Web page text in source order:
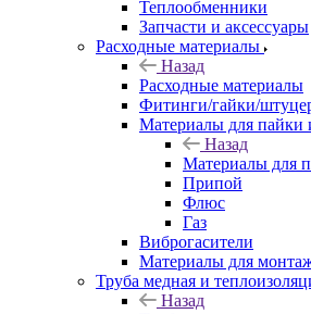
Теплообменники
Запчасти и аксессуары
Расходные материалы
Назад
Расходные материалы
Фитинги/гайки/
Материалы для пайки
Назад
Материалы для
Припой
Флюс
Газ
Виброгасители
Материалы для
Труба медная и
Назад